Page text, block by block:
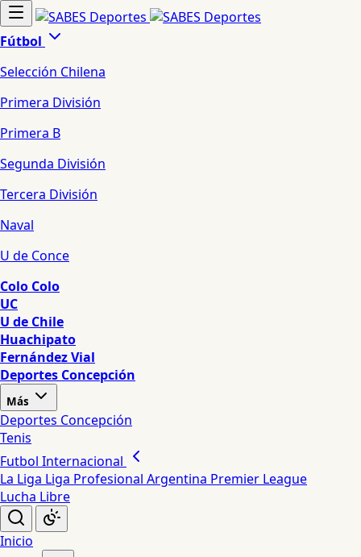
Fútbol
Selección Chilena
Primera División
Primera B
Segunda División
Tercera División
Naval
U de Conce
Colo Colo
UC
U de Chile
Huachipato
Fernández Vial
Deportes Concepción
Más
Deportes Concepción
Tenis
Futbol Internacional
La Liga Liga Profesional Argentina Premier League
Lucha Libre
Inicio